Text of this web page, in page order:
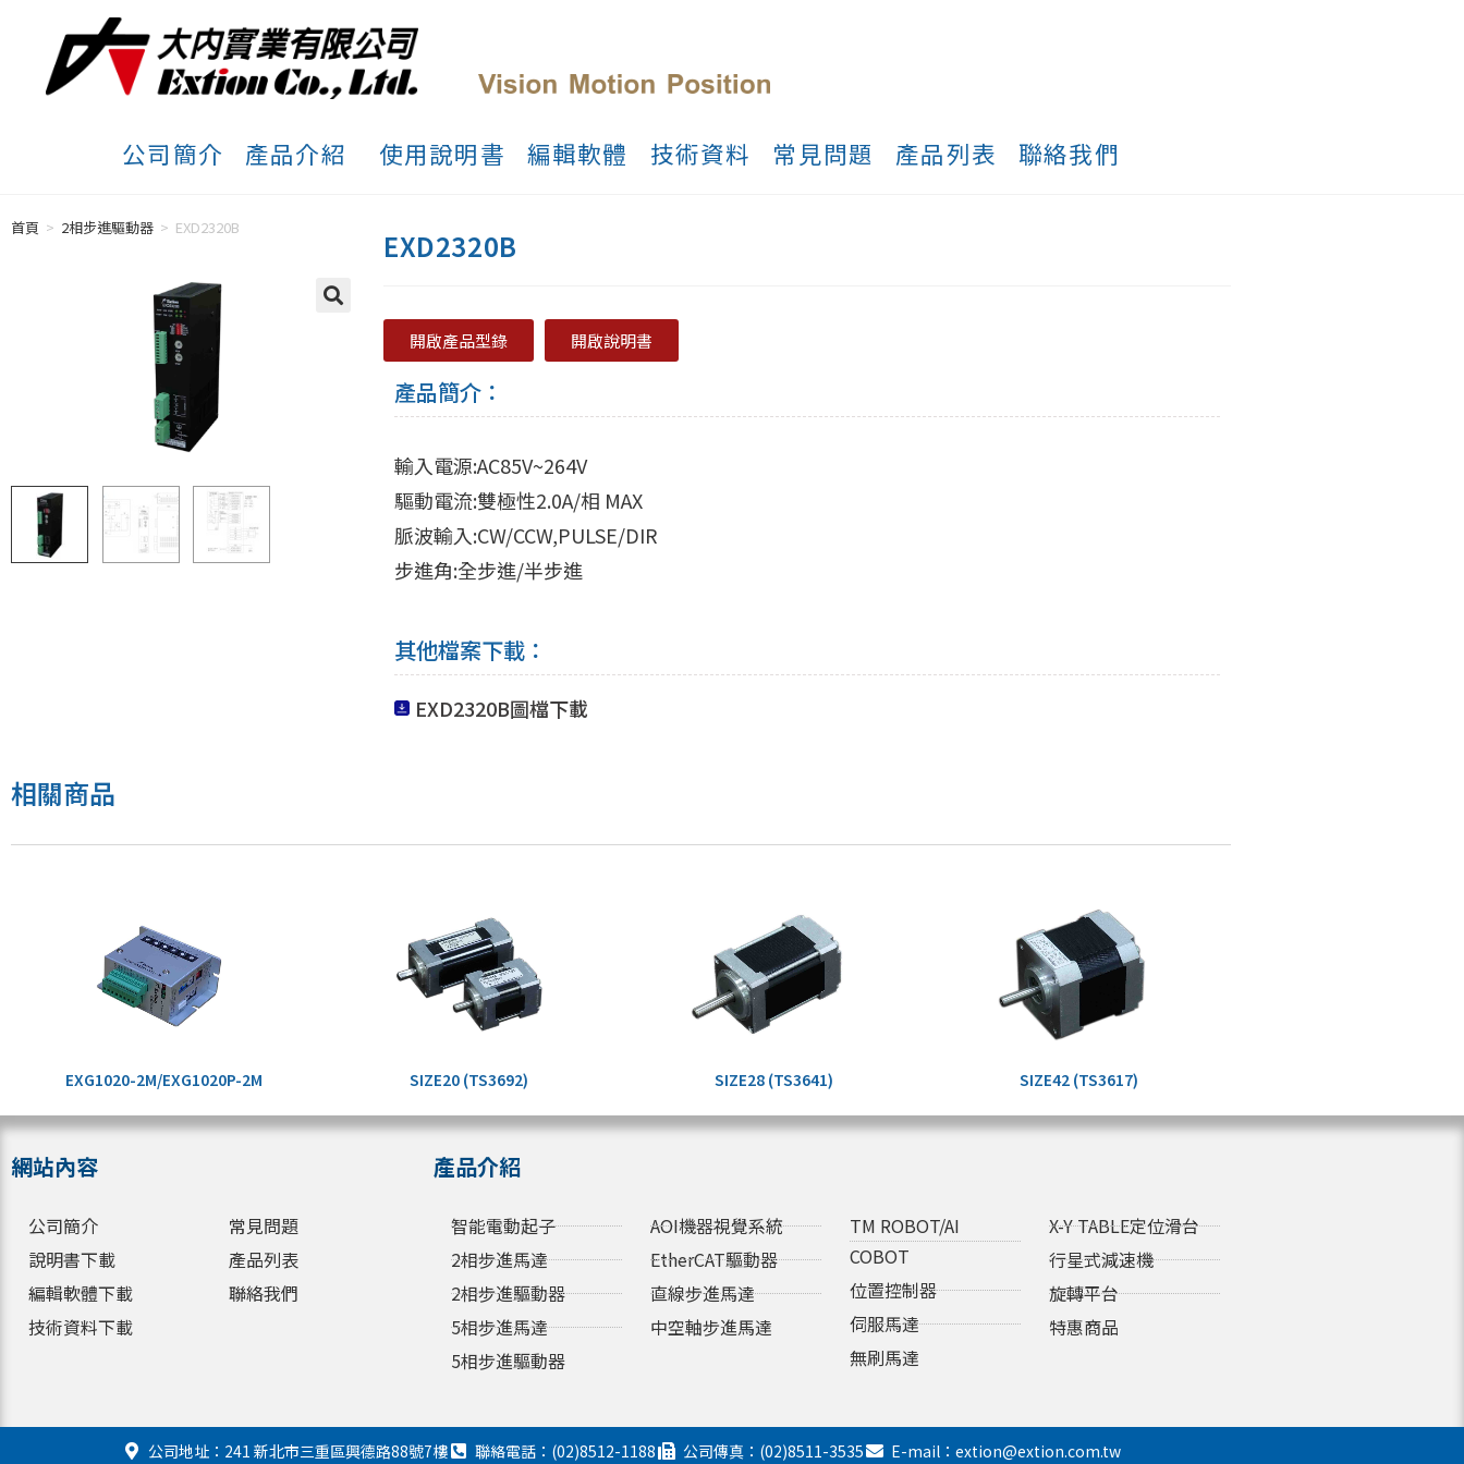
公司簡介 產品介紹 使用說明書 編輯軟體 技術資料 常見問題 產品列表 聯絡我們
首頁 > 2相步進驅動器 > EXD2320B EXD2320B
開啟產品型錄 開啟說明書
產品簡介：
輸入電源:AC85V~264V
驅動電流:雙極性2.0A/相 MAX
脈波輸入:CW/CCW,PULSE/DIR
步進角:全步進/半步進
其他檔案下載：
EXD2320B圖檔下載
相關商品
EXG1020-2M/EXG1020P-2M SIZE20 (TS3692) SIZE28 (TS3641) SIZE42 (TS3617)
網站內容
公司簡介
說明書下載
編輯軟體下載
技術資料下載
常見問題
產品列表
聯絡我們
產品介紹
智能電動起子
2相步進馬達
2相步進驅動器
5相步進馬達
5相步進驅動器
AOI機器視覺系統
EtherCAT驅動器
直線步進馬達
中空軸步進馬達
TM ROBOT/AI
COBOT
位置控制器
伺服馬達
無刷馬達
X-Y TABLE定位滑台
行星式減速機
旋轉平台
特惠商品
公司地址：241 新北市三重區興德路88號7樓 聯絡電話：(02)8512-1188 公司傳真：(02)8511-3535 E-mail：extion@extion.com.tw